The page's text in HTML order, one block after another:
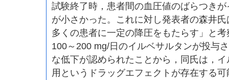
試験終了時，患者間の血圧値のばらつき
が小さかった。これに対し発表者の森井
多くの患者に一定の降圧をもたらす」と
100～200 mg/日のイルベサルタンが投与
な低下が認められたことから，同氏は，
用というドラッグエフェクトが存在する